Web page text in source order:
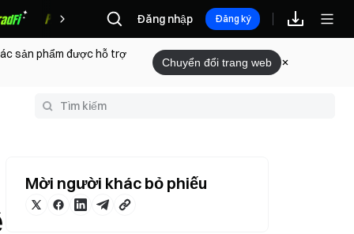
Phần thưởng
Đăng nhập Đăng ký
sản phẩm được hỗ trợ
Chuyển đổi trang web
ngữ
Mời người khác bỏ phiếu